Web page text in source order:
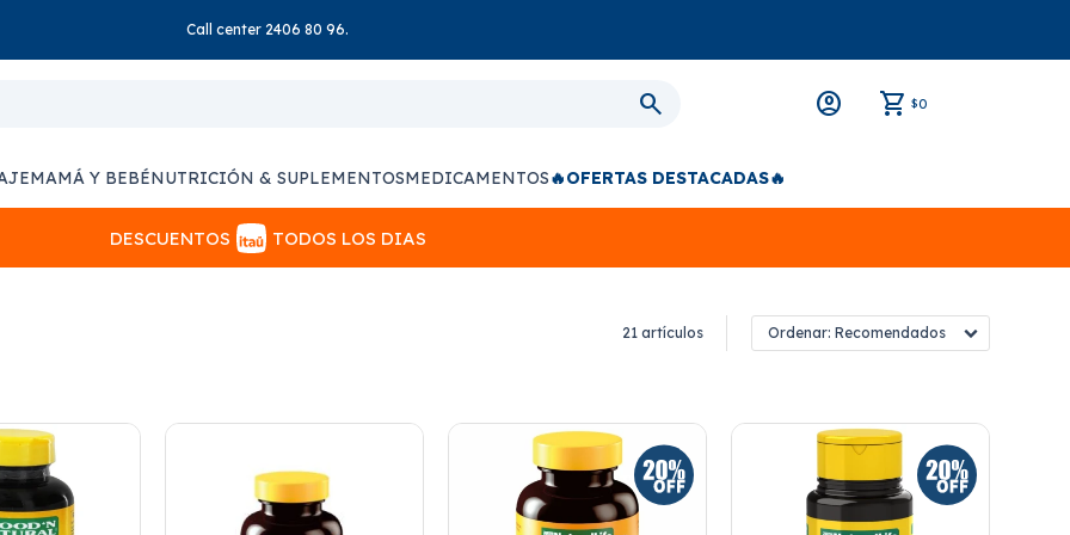
Call center 2406 80 96.
$0
MAMÁ Y BEBÉNUTRICIÓN & SUPLEMENTOSMEDICAMENTOS🔥OFERTAS DESTACADAS🔥
DESCUENTOS TODOS LOS DIAS
21 artículos Recomendados